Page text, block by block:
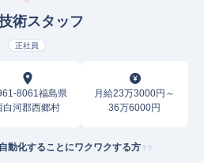
術スタッフ
正社員
8061福島県
白河郡西郷村
月給23万3000円～
36万6000円
動化することにワクワクする方